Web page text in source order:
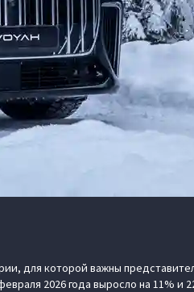
для которой важны
2026 года выросло на 11% и